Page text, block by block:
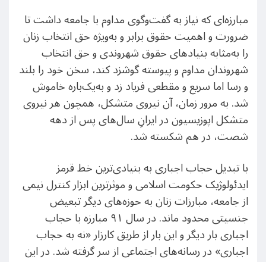
مبارزه‌ای که نیاز به گفت‌و‌گوی مداوم با جامعه داشت تا
ضرورت و اهمیت حقوق برابر و به‌ویژه حق انتخاب زنان
را به‌مثابه بنیادهای حقوق شهروندی و حق انتخاب
شهروندان مداوم و پیوسته گوشزد کند، سخن خود را بلند
و رسا اما سریع و مقطعی فریاد زد و به‌یک‌باره خاموش
شد. به مرور زمان، آن نیروی متشکل، همچون هر نیروی
متشکل اپوزیسیون در ایرانِ سال‌های پس از دهه
شصت، در هم شکسته شد.
با تبدیل حجاب اجباری به بنیادی‌ترین خط قرمز
ایدئولوژیک حکومت اسلامی و موثرترین ابزار کنترل نیمی
از جامعه، مبارزات زنان به حوزه‌های دیگر تبعیض
جنسیتی محدود ماند. در سال ۹۱ مبارزه با حجاب
اجباری بار دیگر و این بار از طریق کارزار «نه به حجاب
اجباری» در رسانه‌های اجتماعی از سر گرفته شد. در این